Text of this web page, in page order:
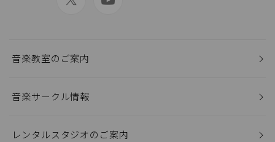
音楽教室のご案内
音楽サークル情報
レンタルスタジオのご案内